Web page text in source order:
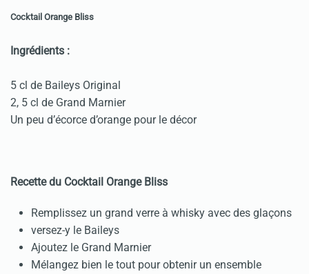
Cocktail Orange Bliss
Ingrédients :
5 cl de Baileys Original
2, 5 cl de Grand Marnier
Un peu d’écorce d’orange pour le décor
Recette du Cocktail Orange Bliss
Remplissez un grand verre à whisky avec des glaçons
versez-y le Baileys
Ajoutez le Grand Marnier
Mélangez bien le tout pour obtenir un ensemble